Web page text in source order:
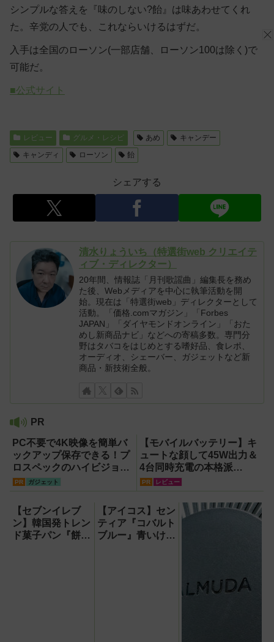
シンプルな答えを『味のしない?飴』は味あわせてくれ
た。辛党の人でも、これならいけるはずだ。
入手は全国のローソン(一部店舗、ローソン100は除く)で
可能だ。
■公式サイト
レビュー グルメ・レシピ あめ
キャンデー
キャンディ
ローソン 飴
シェアする
清水りょういち（特選街web クリエイテ
ィブ・ディレクター）
20年間、情報誌「月刊歌謡曲」編集長を務め
た後、Webメディアを中心に執筆活動を開
始。現在は「特選街web」ディレクターとして
活動。「価格.comマガジン」「Forbes
JAPAN」「ダイヤモンドオンライン」「おた
めし新商品ナビ」などへの寄稿多数。専門分
野はタバコをはじめとする嗜好品、食レポ、
オーディオ、シェーバー、ガジェットなど新
商品・新技術全般。
PR
PC不要で4K映像を簡単バ
ックアップ保存できる！プ
ロスペックのハイビジョン
レコーダー『HVE705-
PR ガジェット
【モバイルバッテリー】キ
ュートな顔して45W出力＆
4台同時充電の本格派
『RORRY CharmGo オー
バイルファンもノートPCも
安心
PR レビュー
【セブンイレブ
ン】韓国発トレン
ド菓子パン『餅っ
【アイコス】セン
ティア『コバルト
ブルー』青いけど